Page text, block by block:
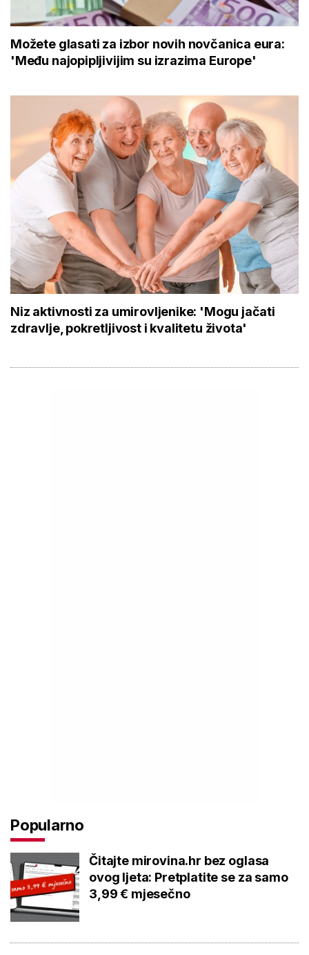
Možete glasati za izbor novih novčanica eura:
'Među najopipljivijim su izrazima Europe'
Niz aktivnosti za umirovljenike: 'Mogu jačati
zdravlje, pokretljivost i kvalitetu života'
Popularno
Čitajte mirovina.hr bez oglasa
ovog ljeta: Pretplatite se za samo
3,99 € mjesečno